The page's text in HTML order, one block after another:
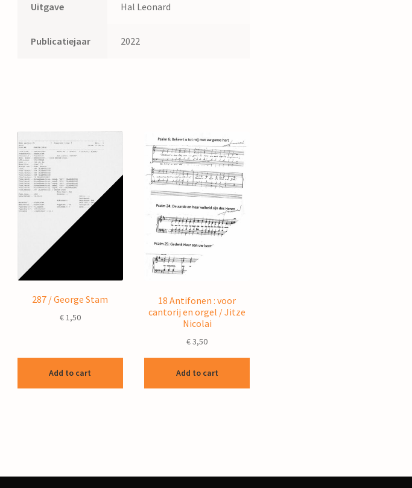
Uitgave Hal Leonard
Publicatiejaar 2022
287 / George Stam
€1,50
Add to cart
18 Antifonen : voor
cantorij en orgel / Jitze
Nicolai
€3,50
Add to cart